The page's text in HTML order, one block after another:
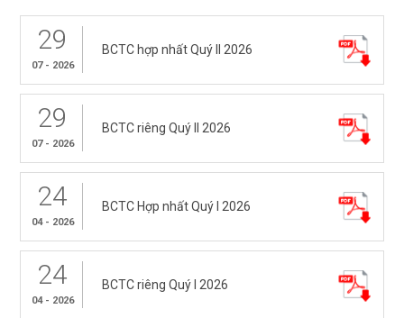
29
07 - 2026
BCTC hợp nhất Quý II 2026
29
07 - 2026
BCTC riêng Quý II 2026
24
04 - 2026
BCTC Hợp nhất Quý I 2026
24
04 - 2026
BCTC riêng Quý I 2026